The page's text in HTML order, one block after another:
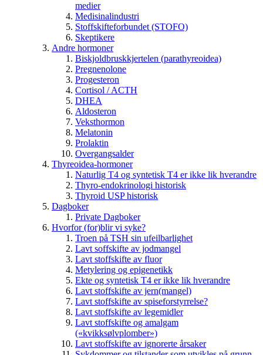
medier
Medisinalindustri
Stoffskifteforbundet (STOFO)
Skeptikere
Andre hormoner
Biskjoldbruskkjertelen (parathyreoidea)
Pregnenolone
Progesteron
Cortisol / ACTH
DHEA
Aldosteron
Veksthormon
Melatonin
Prolaktin
Overgangsalder
Thyreoidea-hormoner
Naturlig T4 og syntetisk T4 er ikke lik hverandre
Thyro-endokrinologi historisk
Thyroid USP historisk
Dagboker
Private Dagboker
Hvorfor (for)blir vi syke?
Troen på TSH sin ufeilbarlighet
Lavt soffskifte av jodmangel
Lavt stoffskifte av fluor
Metylering og epigenetikk
Ekte og syntetisk T4 er ikke lik hverandre
Lavt stoffskifte av jern(mangel)
Lavt stoffskifte av spiseforstyrrelse?
Lavt stoffskifte av legemidler
Lavt stoffskifte og amalgam
(«kvikksølvplomber»)
Lavt stoffskifte av ignorerte årsaker